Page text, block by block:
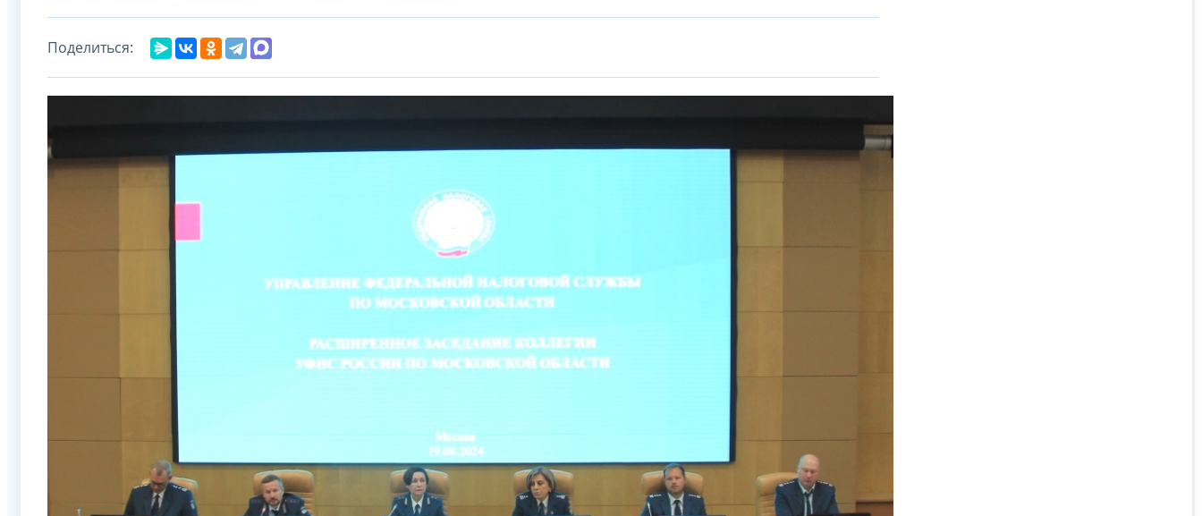
Поделиться: